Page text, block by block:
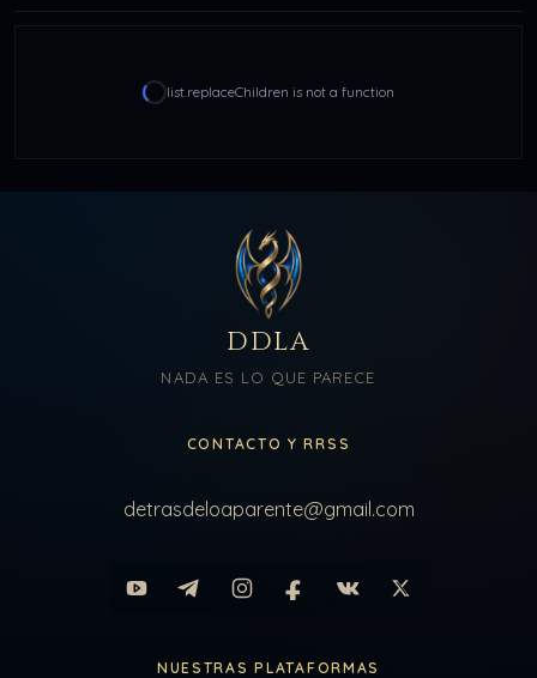
list.replaceChildren is not a function
DDLA
NADA ES LO QUE PARECE
CONTACTO Y RRSS
detrasdeloaparente@gmail.com
NUESTRAS PLATAFORMAS